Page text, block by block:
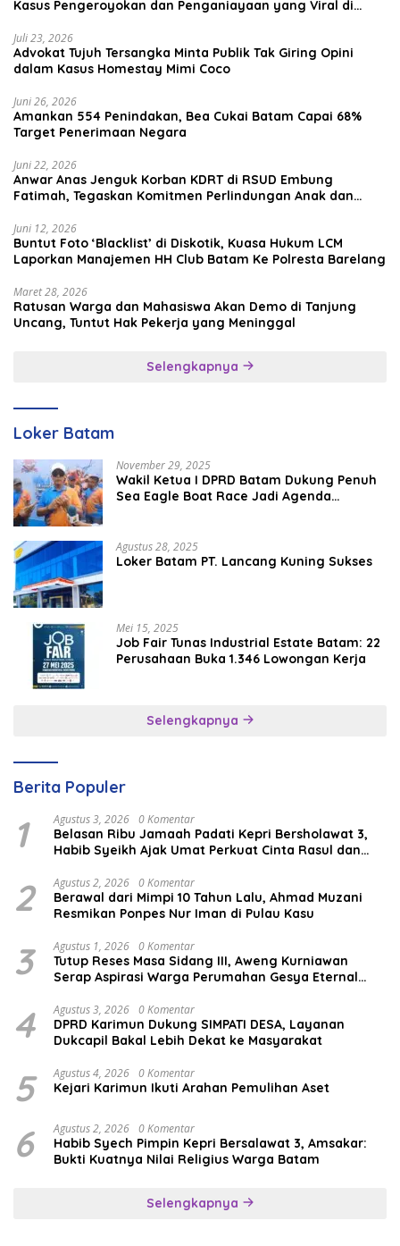
Kasus Pengeroyokan dan Penganiayaan yang Viral di
Juli 23, 2026
Advokat Tujuh Tersangka Minta Publik Tak Giring Opini
dalam Kasus Homestay Mimi Coco
Juni 26, 2026
Amankan 554 Penindakan, Bea Cukai Batam Capai 68%
Target Penerimaan Negara
Juni 22, 2026
Anwar Anas Jenguk Korban KDRT di RSUD Embung
Fatimah, Tegaskan Komitmen Perlindungan Anak dan
Juni 12, 2026
Buntut Foto ‘Blacklist’ di Diskotik, Kuasa Hukum LCM
Laporkan Manajemen HH Club Batam Ke Polresta Barelang
Maret 28, 2026
Ratusan Warga dan Mahasiswa Akan Demo di Tanjung
Uncang, Tuntut Hak Pekerja yang Meninggal
Selengkapnya
Loker Batam
November 29, 2025
Wakil Ketua I DPRD Batam Dukung Penuh
Sea Eagle Boat Race Jadi Agenda
Agustus 28, 2025
Loker Batam PT. Lancang Kuning Sukses
Mei 15, 2025
Job Fair Tunas Industrial Estate Batam: 22
Perusahaan Buka 1.346 Lowongan Kerja
Selengkapnya
Berita Populer
1 Agustus 3, 2026 0 Komentar
Belasan Ribu Jamaah Padati Kepri Bersholawat 3,
Habib Syeikh Ajak Umat Perkuat Cinta Rasul dan
2 Agustus 2, 2026 0 Komentar
Berawal dari Mimpi 10 Tahun Lalu, Ahmad Muzani
Resmikan Ponpes Nur Iman di Pulau Kasu
3 Agustus 1, 2026 0 Komentar
Tutup Reses Masa Sidang III, Aweng Kurniawan
Serap Aspirasi Warga Perumahan Gesya Eternal
4 Agustus 3, 2026 0 Komentar
DPRD Karimun Dukung SIMPATI DESA, Layanan
Dukcapil Bakal Lebih Dekat ke Masyarakat
5 Agustus 4, 2026 0 Komentar
Kejari Karimun Ikuti Arahan Pemulihan Aset
6 Agustus 2, 2026 0 Komentar
Habib Syech Pimpin Kepri Bersalawat 3, Amsakar:
Bukti Kuatnya Nilai Religius Warga Batam
Selengkapnya